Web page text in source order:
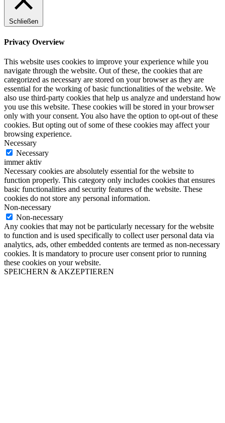
Schließen
Privacy Overview
This website uses cookies to improve your experience while you
navigate through the website. Out of these, the cookies that are
categorized as necessary are stored on your browser as they are
essential for the working of basic functionalities of the website. We
also use third-party cookies that help us analyze and understand how
you use this website. These cookies will be stored in your browser
only with your consent. You also have the option to opt-out of these
cookies. But opting out of some of these cookies may affect your
browsing experience.
Necessary
Necessary
immer aktiv
Necessary cookies are absolutely essential for the website to
function properly. This category only includes cookies that ensures
basic functionalities and security features of the website. These
cookies do not store any personal information.
Non-necessary
Non-necessary
Any cookies that may not be particularly necessary for the website
to function and is used specifically to collect user personal data via
analytics, ads, other embedded contents are termed as non-necessary
cookies. It is mandatory to procure user consent prior to running
these cookies on your website.
SPEICHERN & AKZEPTIEREN